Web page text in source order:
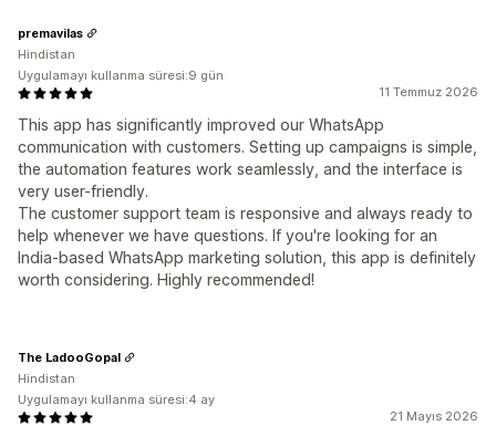
11 Temmuz 2026
This app has significantly improved our WhatsApp
communication with customers. Setting up campaigns is simple,
the automation features work seamlessly, and the interface is
very user-friendly.
The customer support team is responsive and always ready to
help whenever we have questions. If you're looking for an
India-based WhatsApp marketing solution, this app is definitely
worth considering. Highly recommended!
premavilas
Hindistan
Uygulamayı kullanma süresi:9 gün
21 Mayıs 2026
The LadooGopal
Hindistan
Uygulamayı kullanma süresi:4 ay